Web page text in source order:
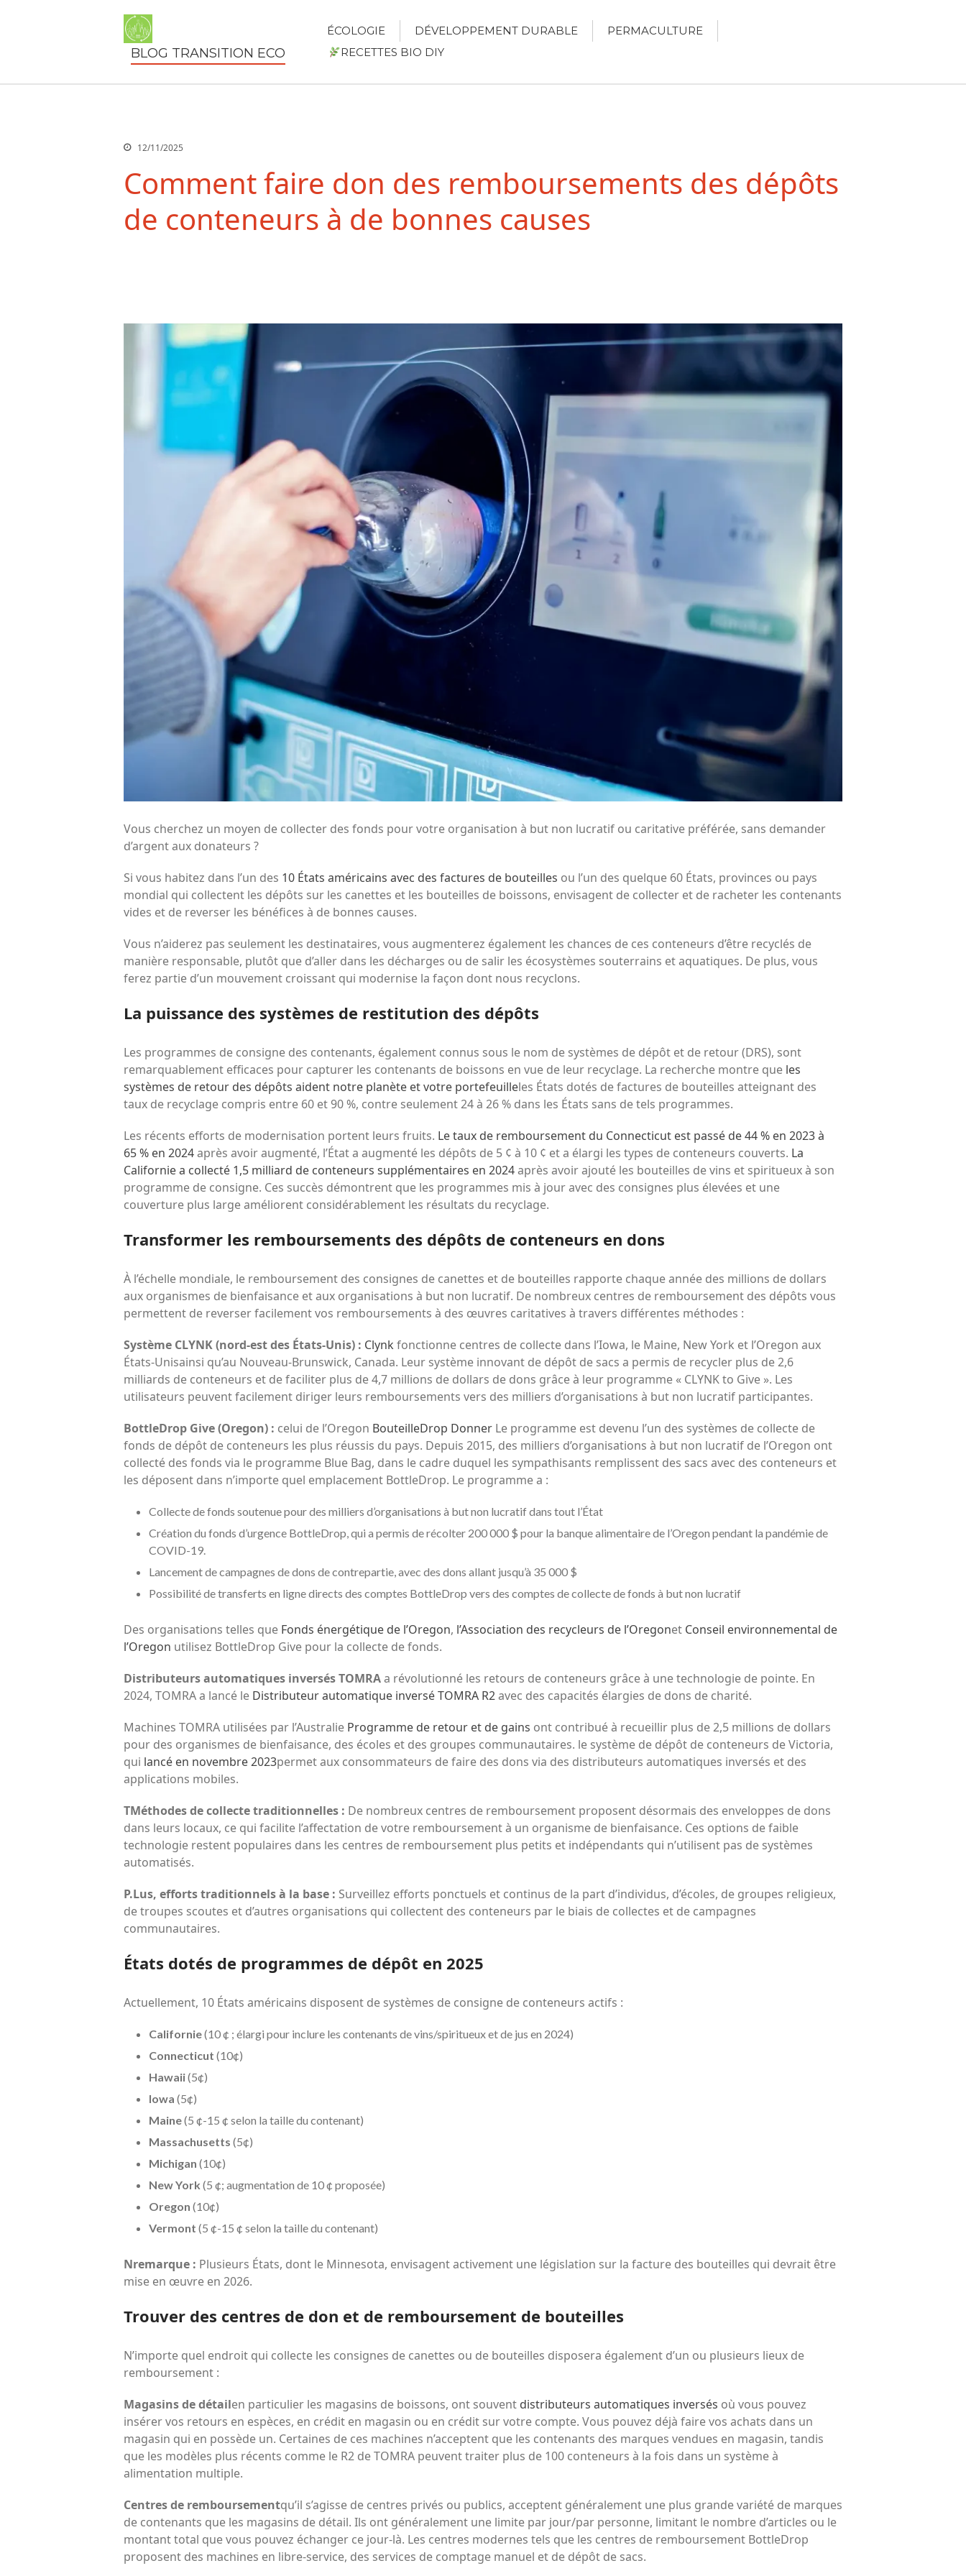
avec vos enfants
Réduire les déchets : votre
électeurs
Toits verts | Association
Utiliser l’apprentissage
automatique pour prédire le
succès d’une invasion – The
Applied Ecologist
Recent Comments
Aucun commentaire à afficher.
BLOG TRANSITION ECO
ÉCOLOGIE DÉVELOPPEMENT DURABLE
PERMACULTURE
RECETTES BIO DIY
12/11/2025
Comment faire don des remboursements des dépôts
de conteneurs à de bonnes causes
Vous cherchez un moyen de collecter des fonds pour votre organisation à but non lucratif ou caritative préférée, sans demander
d’argent aux donateurs ?
Si vous habitez dans l’un des 10 États américains avec des factures de bouteilles ou l’un des quelque 60 États, provinces ou pays
mondial qui collectent les dépôts sur les canettes et les bouteilles de boissons, envisagent de collecter et de racheter les contenants
vides et de reverser les bénéfices à de bonnes causes.
Vous n’aiderez pas seulement les destinataires, vous augmenterez également les chances de ces conteneurs d’être recyclés de
manière responsable, plutôt que d’aller dans les décharges ou de salir les écosystèmes souterrains et aquatiques. De plus, vous
ferez partie d’un mouvement croissant qui modernise la façon dont nous recyclons.
La puissance des systèmes de restitution des dépôts
Les programmes de consigne des contenants, également connus sous le nom de systèmes de dépôt et de retour (DRS), sont
remarquablement efficaces pour capturer les contenants de boissons en vue de leur recyclage. La recherche montre que les
systèmes de retour des dépôts aident notre planète et votre portefeuilleles États dotés de factures de bouteilles atteignant des
taux de recyclage compris entre 60 et 90 %, contre seulement 24 à 26 % dans les États sans de tels programmes.
Les récents efforts de modernisation portent leurs fruits. Le taux de remboursement du Connecticut est passé de 44 % en 2023 à
65 % en 2024après avoir augmenté, l’État a augmenté les dépôts de 5 ¢ à 10 ¢ et a élargi les types de conteneurs couverts. La
Californie a collecté 1,5 milliard de conteneurs supplémentaires en 2024après avoir ajouté les bouteilles de vins et spiritueux à son
programme de consigne. Ces succès démontrent que les programmes mis à jour avec des consignes plus élevées et une
couverture plus large améliorent considérablement les résultats du recyclage.
Transformer les remboursements des dépôts de conteneurs en dons
À l’échelle mondiale, le remboursement des consignes de canettes et de bouteilles rapporte chaque année des millions de dollars
aux organismes de bienfaisance et aux organisations à but non lucratif. De nombreux centres de remboursement des dépôts vous
permettent de reverser facilement vos remboursements à des œuvres caritatives à travers différentes méthodes :
Système CLYNK (nord-est des États-Unis) : Clynk fonctionne centres de collecte dans l’Iowa, le Maine, New York et l’Oregon aux
États-Unisainsi qu’au Nouveau-Brunswick, Canada. Leur système innovant de dépôt de sacs a permis de recycler plus de 2,6
milliards de conteneurs et de faciliter plus de 4,7 millions de dollars de dons grâce à leur programme « CLYNK to Give ». Les
utilisateurs peuvent facilement diriger leurs remboursements vers des milliers d’organisations à but non lucratif participantes.
BottleDrop Give (Oregon) : celui de l’Oregon BouteilleDrop Donner Le programme est devenu l’un des systèmes de collecte de
fonds de dépôt de conteneurs les plus réussis du pays. Depuis 2015, des milliers d’organisations à but non lucratif de l’Oregon ont
collecté des fonds via le programme Blue Bag, dans le cadre duquel les sympathisants remplissent des sacs avec des conteneurs et
les déposent dans n’importe quel emplacement BottleDrop. Le programme a :
Collecte de fonds soutenue pour des milliers d’organisations à but non lucratif dans tout l’État
Création du fonds d’urgence BottleDrop, qui a permis de récolter 200 000 $ pour la banque alimentaire de l’Oregon pendant la pandémie de
COVID-19.
Lancement de campagnes de dons de contrepartie, avec des dons allant jusqu’à 35 000 $
Possibilité de transferts en ligne directs des comptes BottleDrop vers des comptes de collecte de fonds à but non lucratif
Des organisations telles que Fonds énergétique de l’Oregon, l’Association des recycleurs de l’Oregonet Conseil environnemental de
l’Oregon utilisez BottleDrop Give pour la collecte de fonds.
Distributeurs automatiques inversés TOMRAa révolutionné les retours de conteneurs grâce à une technologie de pointe. En
2024, TOMRA a lancé le Distributeur automatique inversé TOMRA R2avec des capacités élargies de dons de charité.
Machines TOMRA utilisées par l’Australie Programme de retour et de gains ont contribué à recueillir plus de 2,5 millions de dollars
pour des organismes de bienfaisance, des écoles et des groupes communautaires. le système de dépôt de conteneurs de Victoria,
qui lancé en novembre 2023permet aux consommateurs de faire des dons via des distributeurs automatiques inversés et des
applications mobiles.
TMéthodes de collecte traditionnelles : De nombreux centres de remboursement proposent désormais des enveloppes de dons
dans leurs locaux, ce qui facilite l’affectation de votre remboursement à un organisme de bienfaisance. Ces options de faible
technologie restent populaires dans les centres de remboursement plus petits et indépendants qui n’utilisent pas de systèmes
automatisés.
P.Lus, efforts traditionnels à la base : Surveillez efforts ponctuels et continus de la part d’individus, d’écoles, de groupes religieux,
de troupes scoutes et d’autres organisations qui collectent des conteneurs par le biais de collectes et de campagnes
communautaires.
États dotés de programmes de dépôt en 2025
Actuellement, 10 États américains disposent de systèmes de consigne de conteneurs actifs :
Californie(10 ¢ ; élargi pour inclure les contenants de vins/spiritueux et de jus en 2024)
Connecticut (10¢)
Hawaii(5¢)
Iowa (5¢)
Maine(5 ¢-15 ¢ selon la taille du contenant)
Massachusetts (5¢)
Michigan (10¢)
New York (5 ¢; augmentation de 10 ¢ proposée)
Oregon (10¢)
Vermont (5 ¢-15 ¢ selon la taille du contenant)
Nremarque : Plusieurs États, dont le Minnesota, envisagent activement une législation sur la facture des bouteilles qui devrait être
mise en œuvre en 2026.
Trouver des centres de don et de remboursement de bouteilles
N’importe quel endroit qui collecte les consignes de canettes ou de bouteilles disposera également d’un ou plusieurs lieux de
remboursement :
Magasins de détailen particulier les magasins de boissons, ont souvent distributeurs automatiques inversés où vous pouvez
insérer vos retours en espèces, en crédit en magasin ou en crédit sur votre compte. Vous pouvez déjà faire vos achats dans un
magasin qui en possède un. Certaines de ces machines n’acceptent que les contenants des marques vendues en magasin, tandis
que les modèles plus récents comme le R2 de TOMRA peuvent traiter plus de 100 conteneurs à la fois dans un système à
alimentation multiple.
Centres de remboursementqu’il s’agisse de centres privés ou publics, acceptent généralement une plus grande variété de marques
de contenants que les magasins de détail. Ils ont généralement une limite par jour/par personne, limitant le nombre d’articles ou le
montant total que vous pouvez échanger ce jour-là. Les centres modernes tels que les centres de remboursement BottleDrop
proposent des machines en libre-service, des services de comptage manuel et de dépôt de sacs.